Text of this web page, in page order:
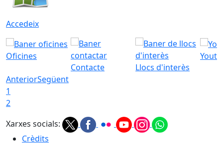
Accedeix
Oficines
Contacte
Llocs d'interès
AnteriorSegüent
1
2
Xarxes socials:
Crèdits